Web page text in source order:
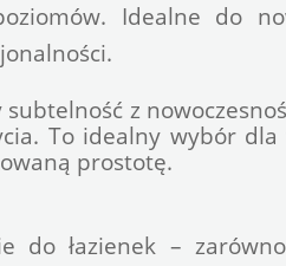
Idealne do
subtelność z
To idealny wybór
prostotę.
do łazienek –